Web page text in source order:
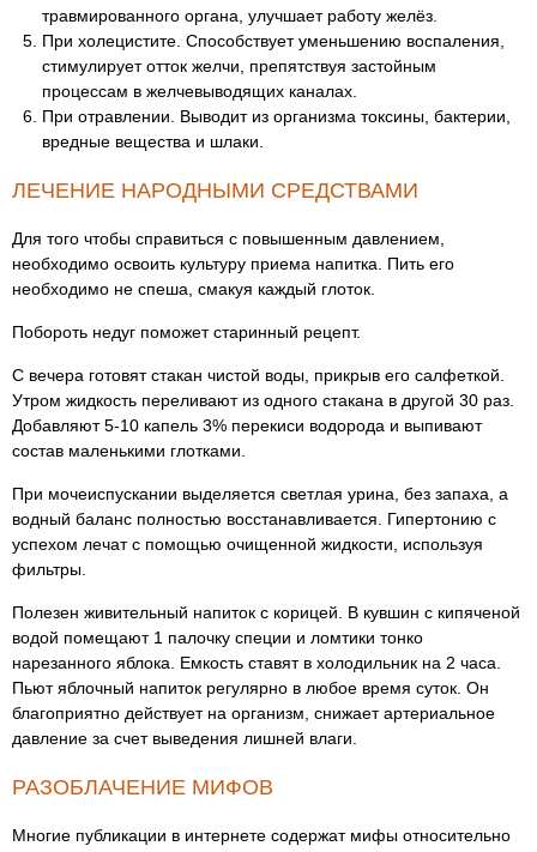
травмированного органа, улучшает работу желёз.
При холецистите. Способствует уменьшению воспаления,
стимулирует отток желчи, препятствуя застойным
процессам в желчевыводящих каналах.
При отравлении. Выводит из организма токсины, бактерии,
вредные вещества и шлаки.
ЛЕЧЕНИЕ НАРОДНЫМИ СРЕДСТВАМИ
Для того чтобы справиться с повышенным давлением,
необходимо освоить культуру приема напитка. Пить его
необходимо не спеша, смакуя каждый глоток.
Побороть недуг поможет старинный рецепт.
С вечера готовят стакан чистой воды, прикрыв его салфеткой.
Утром жидкость переливают из одного стакана в другой 30 раз.
Добавляют 5-10 капель 3% перекиси водорода и выпивают
состав маленькими глотками.
При мочеиспускании выделяется светлая урина, без запаха, а
водный баланс полностью восстанавливается. Гипертонию с
успехом лечат с помощью очищенной жидкости, используя
фильтры.
Полезен живительный напиток с корицей. В кувшин с кипяченой
водой помещают 1 палочку специи и ломтики тонко
нарезанного яблока. Емкость ставят в холодильник на 2 часа.
Пьют яблочный напиток регулярно в любое время суток. Он
благоприятно действует на организм, снижает артериальное
давление за счет выведения лишней влаги.
РАЗОБЛАЧЕНИЕ МИФОВ
Многие публикации в интернете содержат мифы относительно